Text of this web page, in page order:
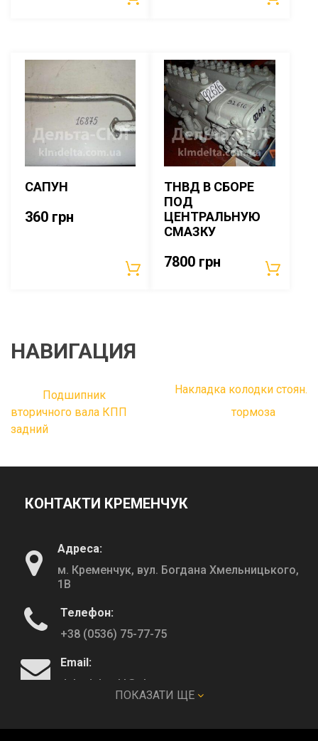
САПУН
360 грн
ТНВД В СБОРЕ
ПОД
ЦЕНТРАЛЬНУЮ
СМАЗКУ
7800 грн
НАВИГАЦИЯ
Подшипник
вторичного вала КПП
задний
Накладка колодки стоян.
тормоза
КОНТАКТИ КРЕМЕНЧУК
Адреса:
м. Кременчук, вул. Богдана Хмельницького,
1В
Телефон:
+38 (0536) 75-77-75
Email:
deltadeltaskl@ukr.net
КОНТАКТИ ПОЛТАВА
ПОКАЗАТИ ЩЕ